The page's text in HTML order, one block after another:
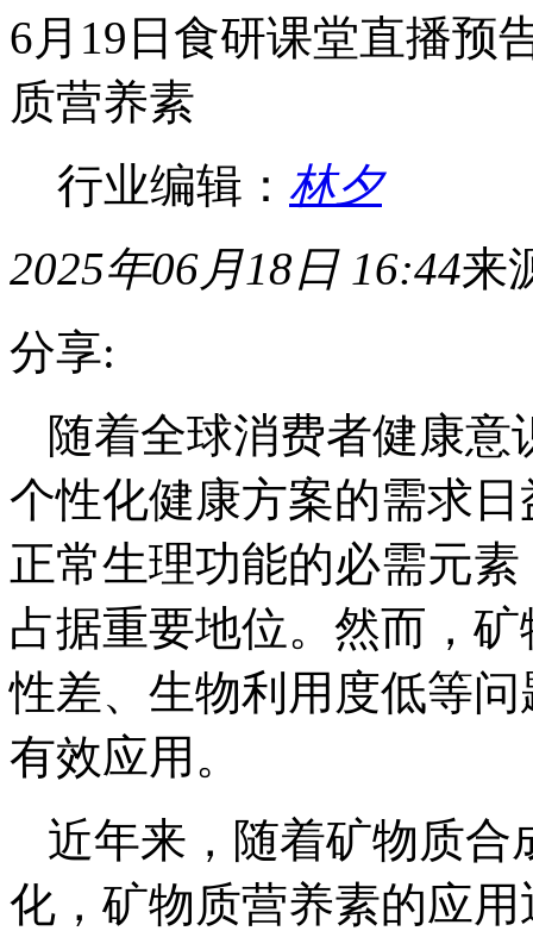
6月19日食研课堂直播预
质营养素
行业编辑： 林夕
2025年06月18日 16:44来
分享:
随着全球消费者健康
个性化健康方案的需求
正常生理功能的必需元
占据重要地位。然而，
性差、生物利用度低等
有效应用。
近年来，随着矿物质合
化，矿物质营养素的应